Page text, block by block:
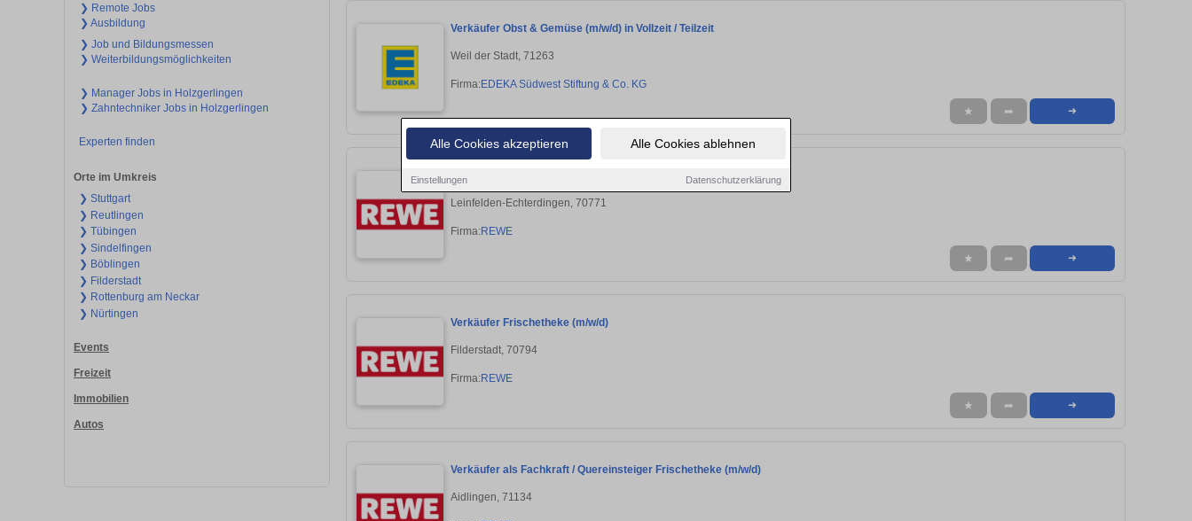
Alle Cookies akzeptieren Alle Cookies ablehnen
Einstellungen Datenschutzerklärung
❯ Remote Jobs
❯ Ausbildung
❯ Job und Bildungsmessen
❯ Weiterbildungsmöglichkeiten
❯ Manager Jobs in Holzgerlingen
❯ Zahntechniker Jobs in Holzgerlingen
Experten finden
Orte im Umkreis
❯ Stuttgart
❯ Reutlingen
❯ Tübingen
❯ Sindelfingen
❯ Böblingen
❯ Filderstadt
❯ Rottenburg am Neckar
❯ Nürtingen
Events
Freizeit
Immobilien
Autos
Verkäufer Obst & Gemüse (m/w/d) in Vollzeit / Teilzeit
Weil der Stadt, 71263
Firma:EDEKA Südwest Stiftung & Co. KG
★ ➦ ➜
Verkäufer Frischetheke (m/w/d)
Leinfelden-Echterdingen, 70771
Firma:REWE
★ ➦ ➜
Verkäufer Frischetheke (m/w/d)
Filderstadt, 70794
Firma:REWE
★ ➦ ➜
Verkäufer als Fachkraft / Quereinsteiger Frischetheke (m/w/d)
Aidlingen, 71134